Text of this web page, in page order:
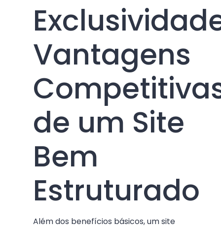
Vantagens
de um Site
Bem
Estruturado
Além dos benefícios básicos, um site